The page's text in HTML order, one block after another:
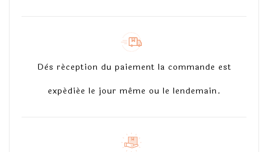
Dès réception du paiement la commande est
expédiée le jour même ou le lendemain.